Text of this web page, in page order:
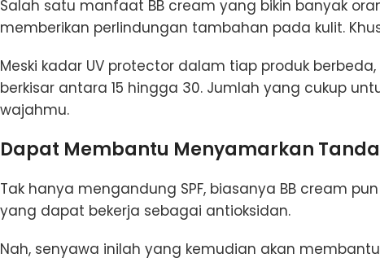
Salah satu manfaat BB cream yang bikin banyak
memberikan perlindungan tambahan pada kulit.
Meski kadar UV protector dalam tiap produk
berkisar antara 15 hingga 30. Jumlah yang cukup
wajahmu.
Dapat Membantu Menyamarkan
Tak hanya mengandung SPF, biasanya BB cream
yang dapat bekerja sebagai antioksidan.
Nah, senyawa inilah yang kemudian akan